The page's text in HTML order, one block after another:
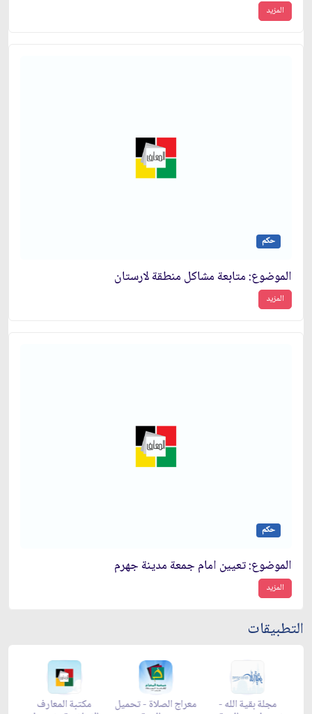
المزيد
حكم
الموضوع: متابعة مشاكل منطقة لارستان‏
المزيد
حكم
الموضوع: تعيين امام جمعة مدينة جهرم‏
المزيد
التطبيقات
مكتبة المعارف معراج الصلاة - تحميل مجلة بقية الله -